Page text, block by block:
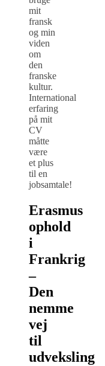
mit
fransk
og min
viden
om
den
franske
kultur.
International
erfaring
på mit
CV
måtte
være
et plus
til en
jobsamtale!
Erasmus
ophold
i
Frankrig
–
Den
nemme
vej
til
udveksling